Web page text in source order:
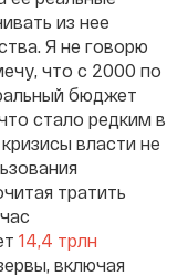
из нее
Я не говорю
что с 2000 по
бюджет
что стало редким в
власти не
тратить
14,4 трлн
включая